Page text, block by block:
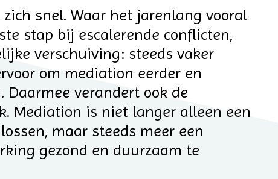
snel. Waar het jarenlang vooral
stap bij escalerende conflicten,
verschuiving: steeds vaker
om mediation eerder en
Daarmee verandert ook de
Mediation is niet langer alleen een
maar steeds meer een
gezond en duurzaam te